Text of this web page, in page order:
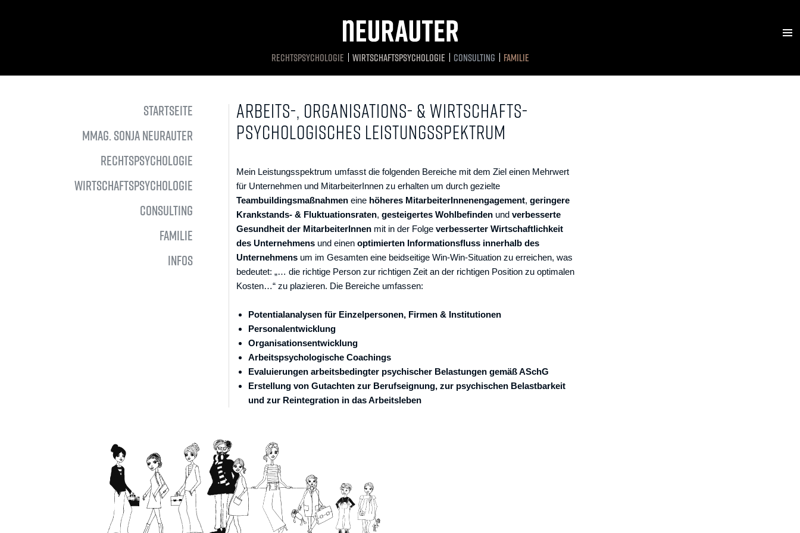
RECHTSPSYCHOLOGIE WIRTSCHAFTS­PSYCHOLOGIE CONSULTING FAMILIE
STARTSEITE
MMAG. SONJA NEURAUTER
RECHTSPSYCHOLOGIE
WIRTSCHAFTS­PSYCHOLOGIE
CONSULTING
FAMILIE
INFOS
ARBEITS-, ORGANISATIONS- & WIRTSCHAFTS­
PSYCHOLOGISCHES LEISTUNGSSPEKTRUM
Mein Leistungsspektrum umfasst die folgenden Bereiche mit dem Ziel einen Mehrwert
für Unternehmen und MitarbeiterInnen zu erhalten um durch gezielte
Teambuildingsmaßnahmen eine höheres MitarbeiterInnenengagement, geringere
Krankstands- & Fluktuationsraten, gesteigertes Wohlbefinden und verbesserte
Gesundheit der MitarbeiterInnen mit in der Folge verbesserter Wirtschaftlichkeit
des Unternehmens und einen optimierten Informationsfluss innerhalb des
Unternehmens um im Gesamten eine beidseitige Win-Win-Situation zu erreichen, was
bedeutet: „… die richtige Person zur richtigen Zeit an der richtigen Position zu optimalen
Kosten…“ zu plazieren. Die Bereiche umfassen:
Potentialanalysen für Einzelpersonen, Firmen & Institutionen
Personalentwicklung
Organisationsentwicklung
Arbeitspsychologische Coachings
Evaluierungen arbeitsbedingter psychischer Belastungen gemäß ASchG
Erstellung von Gutachten zur Berufseignung, zur psychischen Belastbarkeit
und zur Reintegration in das Arbeitsleben